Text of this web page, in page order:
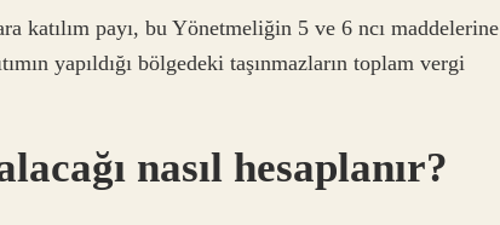
katılım payı, bu Yönetmeliğin 5 ve 6 ncı maddelerine
yapıldığı bölgedeki taşınmazların toplam vergi
nasıl hesaplanır?